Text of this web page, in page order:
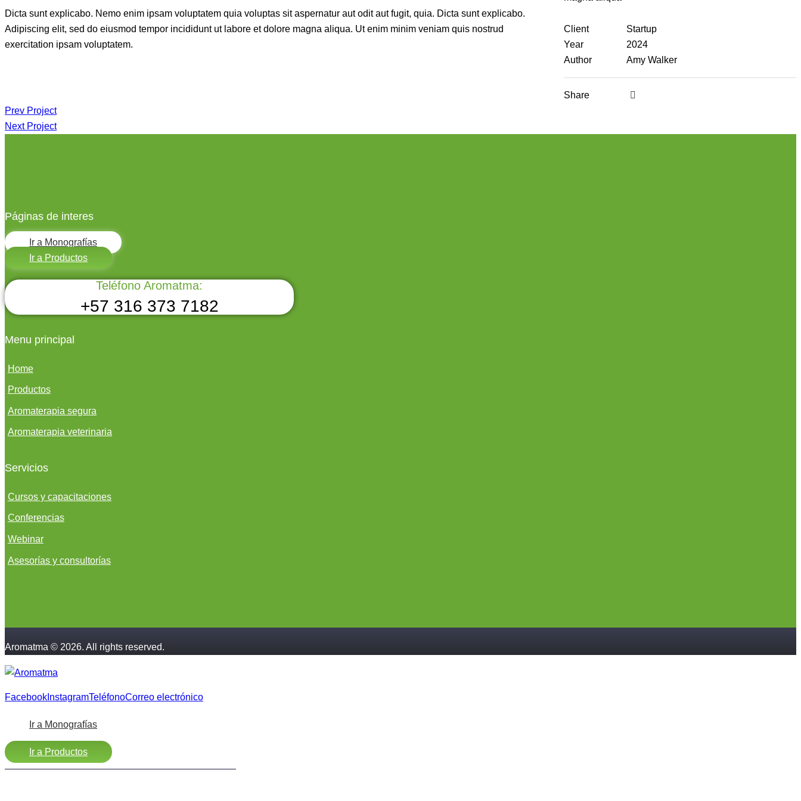
Dicta sunt explicabo. Nemo enim ipsam voluptatem quia voluptas sit aspernatur aut odit aut fugit, quia. Dicta sunt explicabo.
Adipiscing elit, sed do eiusmod tempor incididunt ut labore et dolore magna aliqua. Ut enim minim veniam quis nostrud
exercitation ipsam voluptatem.
Client
Startup
Year
2024
Author
Amy Walker
Share
Navegación
de
Prev Project
Next Project
Páginas de interes
Ir a Monografías
Ir a Productos
Teléfono Aromatma:
+57 316 373 7182
Menu principal
Home
Productos
Aromaterapia segura
Aromaterapia veterinaria
Servicios
Cursos y capacitaciones
Conferencias
Webinar
Asesorías y consultorías
Aromatma © 2026. All rights reserved.
Facebook InstagramTeléfonoCorreo electrónico
Ir a Monografías
Ir a Productos